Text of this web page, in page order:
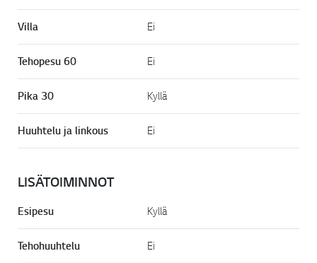
Villa Ei
Tehopesu 60 Ei
Pika 30 Kyllä
Huuhtelu ja linkous Ei
LISÄTOIMINNOT
Esipesu Kyllä
Tehohuuhtelu Ei